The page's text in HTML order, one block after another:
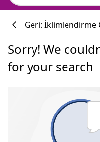
Geri: İklimlendirme
Sorry! We
for your search